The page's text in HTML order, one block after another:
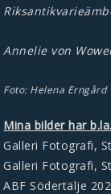
Annelie von
Foto: Helena Erngård
Mina bilder har
Galleri Fotografi,
Galleri Fotografi,
ABF Södertälje